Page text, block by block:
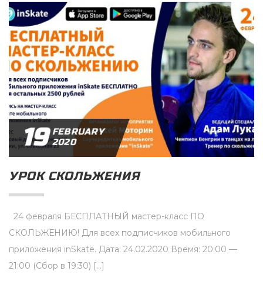
19 FEBRUARY
2020
УРОК СКОЛЬЖЕНИЯ
24 февраля БЕСПЛАТНЫЙ мастер-класс ПО
СКОЛЬЖЕНИЮ! Для всех подписчиков мобильного
приложения inSkate. Дата: 24.02.2020 Время: 20:00 —
21:00 (Сбор в 19:30) […]